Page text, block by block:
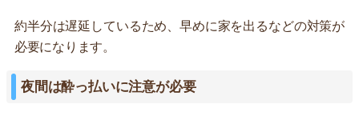
約半分は遅延しているため、早めに家を出るなどの対策が
必要になります。
夜間は酔っ払いに注意が必要